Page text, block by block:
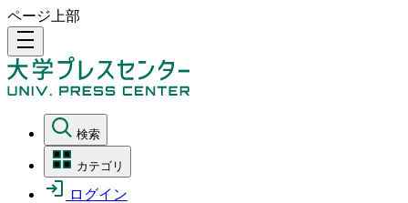
ページ上部
density_medium
検索
カテゴリ
ログイン